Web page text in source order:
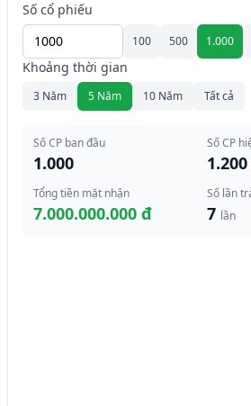
Số cổ phiếu
100 500 1.000
Khoảng thời gian
3 Năm 5 Năm 10 Năm Tất cả
Số CP ban đầu
1.000
Số CP
1.200
Tổng tiền mặt nhận
7.000.000.000 đ
Số lần
7 lần